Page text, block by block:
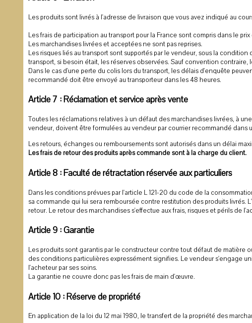
Les produits sont livrés à l'adresse de livraison que vous avez indiqué au
Les frais de participation au transport pour la France sont compris dans le
Les marchandises livrées et acceptées ne sont pas reprises.
Les risques liés au transport sont supportés par le vendeur, sous la
transport, si besoin était, les réserves observées. Sauf convention
Dans le cas d'une perte du colis lors du transport, les délais d'enquête
recommandé doit être envoyé au transporteur dans les 48 heures.
Article 7 : Réclamation et service après vente
Toutes les réclamations relatives à un défaut des marchandises livrées, à
vendeur, doivent être formulées au vendeur par courrier recommandé
Les retours, échanges ou remboursements sont autorisés dans un délai
Les frais de retour des produits après commande sont à la charge du client.
Article 8 : Faculté de rétractation réservée aux particuliers
Dans les conditions prévues par l'article L 121-20 du code de la
sa commande qui lui sera remboursée contre restitution des produits
retour. Le retour des marchandises s'effectue aux frais, risques et périls de
Article 9 : Garantie
Les produits sont garantis par le constructeur contre tout défaut de
des conditions particulières expressément signifies. Le vendeur s'engage
l'acheteur par ses soins.
La garantie ne couvre donc pas les frais de main d'œuvre.
Article 10 : Réserve de propriété
En application de la loi du 12 mai 1980, le transfert de la propriété des